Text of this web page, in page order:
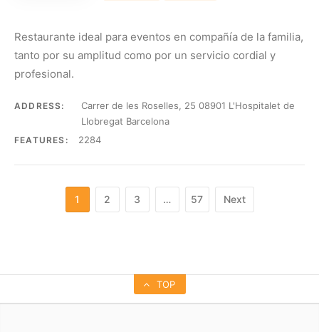
Restaurante ideal para eventos en compañía de la familia,
tanto por su amplitud como por un servicio cordial y
profesional.
ADDRESS:
Carrer de les Roselles, 25 08901 L'Hospitalet de
Llobregat Barcelona
FEATURES: 2284
1 2 3 … 57 Next
TOP